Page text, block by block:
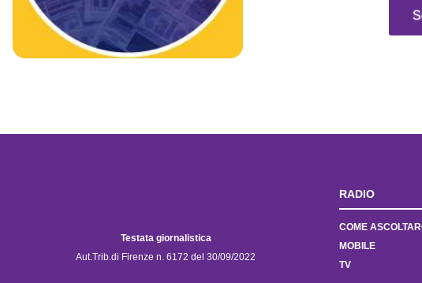
Testata giornalistica
Aut.Trib.di Firenze n. 6172 del 30/09/2022
RADIO
COME
MOBILE
TV